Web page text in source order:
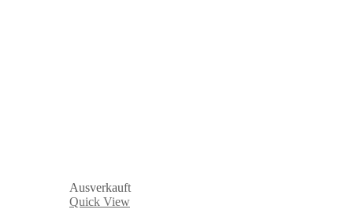
Ausverkauft
Quick View